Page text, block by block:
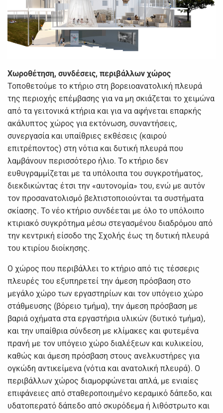
Χωροθέτηση, συνδέσεις, περιβάλλων χώρος
Τοποθετούμε το κτήριο στη βορειοανατολική πλευρά
της περιοχής επέμβασης για να μη σκιάζεται το χειμώνα
από τα γειτονικά κτήρια και για να αφήνεται επαρκής
ακάλυπτος χώρος για εκτόνωση, συναντήσεις,
συνεργασία και υπαίθριες εκθέσεις (καιρού
επιτρέποντος) στη νότια και δυτική πλευρά που
λαμβάνουν περισσότερο ήλιο. Το κτήριο δεν
ευθυγραμμίζεται με τα υπόλοιπα του συγκροτήματος,
διεκδικώντας έτσι την «αυτονομία» του, ενώ με αυτόν
τον προσανατολισμό βελτιστοποιούνται τα συστήματα
σκίασης. Το νέο κτήριο συνδέεται με όλο το υπόλοιπο
κτιριακό συγκρότημα μέσω στεγασμένου διαδρόμου από
την κεντρική είσοδο της Σχολής έως τη δυτική πλευρά
του κτιρίου διοίκησης.
Ο χώρος που περιβάλλει το κτήριο από τις τέσσερις
πλευρές του εξυπηρετεί την άμεση πρόσβαση στο
μεγάλο χώρο των εργαστηρίων και τον υπόγειο χώρο
στάθμευσης (βόρειο τμήμα), την άμεση πρόσβαση με
βαριά οχήματα στα εργαστήρια υλικών (δυτικό τμήμα),
και την υπαίθρια σύνδεση με κλίμακες και φυτεμένα
πρανή με τον υπόγειο χώρο διαλέξεων και κυλικείου,
καθώς και άμεση πρόσβαση στους ανελκυστήρες για
ογκώδη αντικείμενα (νότια και ανατολική πλευρά). Ο
περιβάλλων χώρος διαμορφώνεται απλά, με ενιαίες
επιφάνειες από σταθεροποιημένο κεραμικό δάπεδο, και
υδατοπερατό δάπεδο από σκυρόδεμα ή λιθόστρωτο και